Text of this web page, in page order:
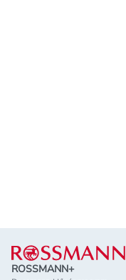
Lábléc
ROSSMANN+